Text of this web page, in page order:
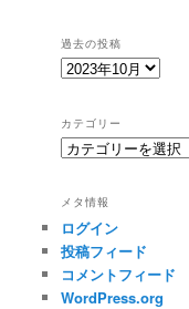
過去の投稿
過
投
稿
カテゴリー
カ
リ
ー
メタ情報
ログイン
投稿フィード
コメントフィード
WordPress.org